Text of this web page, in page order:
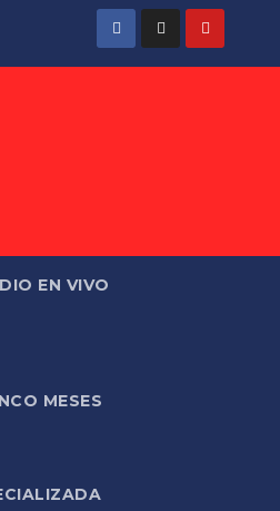
EN VIVO
MESES